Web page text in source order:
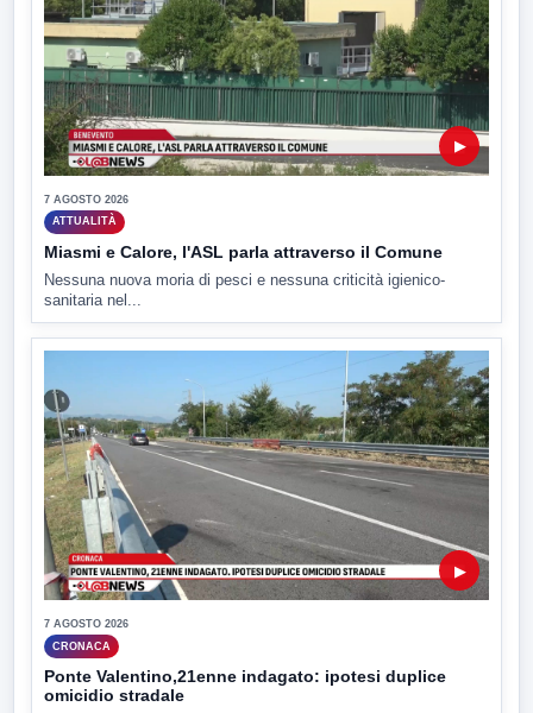
▶
7 AGOSTO 2026
ATTUALITÀ
Miasmi e Calore, l'ASL parla attraverso il Comune
Nessuna nuova moria di pesci e nessuna criticità igienico-
sanitaria nel...
▶
7 AGOSTO 2026
CRONACA
Ponte Valentino,21enne indagato: ipotesi duplice
omicidio stradale